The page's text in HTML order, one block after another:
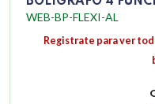
WEB-BP-FLEXI-AL
Registrate para ver